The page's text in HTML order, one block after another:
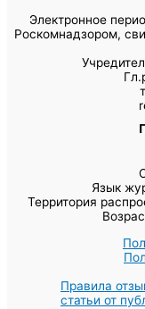
Электронное
Роскомнадзором,
Язык
Территория
Правила
статьи от